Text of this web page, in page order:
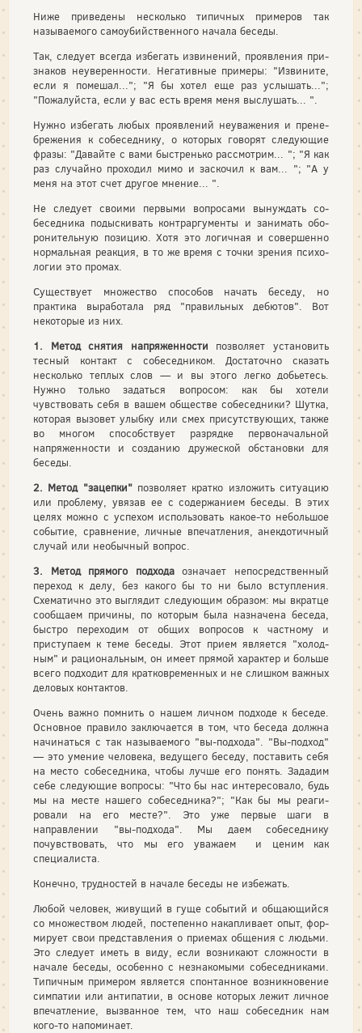
Ниже приведены несколько типичных примеров так
называемого само­убийственного начала беседы.
Так, следует всегда избегать извинений, проявления при­
знаков неуверенности. Негативные примеры: "Извините,
если я помешал..."; "Я бы хотел еще раз услышать...";
"Пожа­луйста, если у вас есть время меня выслушать... ".
Нужно избегать любых проявлений неуважения и прене­
брежения к собеседнику, о которых говорят следующие
фра­зы: "Давайте с вами быстренько рассмотрим... "; "Я как
раз случайно проходил мимо и заскочил к вам... "; "А у
меня на этот счет другое мнение... ".
Не следует своими первыми вопросами вынуждать со­
беседника подыскивать контраргументы и занимать обо­
ронительную позицию. Хотя это логичная и совершенно
нормальная реакция, в то же время с точки зрения психо­
логии это промах.
Существует множество способов начать беседу, но
практика вы­работала ряд "правильных дебютов". Вот
некоторые из них.
1. Метод снятия напряженности позволяет установить
тесный кон­такт с собеседником. Достаточно сказать
несколько теплых слов — и вы этого легко добьетесь.
Нужно только задаться вопросом: как бы хотели
чувствовать себя в вашем обществе собеседники? Шутка,
ко­торая вызовет улыбку или смех присутствующих, также
во многом способствует разрядке первоначальной
напряженности и созданию дружеской обстановки для
беседы.
2. Метод "зацепки"позволяет кратко изложить ситуацию
или про­блему, увязав ее с содержанием беседы. В этих
целях можно с успе­хом использовать какое-то небольшое
событие, сравнение, личные впечатления, анекдотичный
случай или необычный вопрос.
3. Метод прямого подходаозначает непосредственный
переход к делу, без какого бы то ни было вступления.
Схематично это выгля­дит следующим образом: мы вкратце
сообщаем причины, по кото­рым была назначена беседа,
быстро переходим от общих вопросов к частному и
приступаем к теме беседы. Этот прием является "холод­
ным" и рациональным, он имеет прямой характер и больше
всего подходит для кратковременных и не слишком важных
деловых кон­тактов.
Очень важно помнить о нашем личном подходе к беседе.
Основ­ное правило заключается в том, что беседа должна
начинаться с так называемого "вы-подхода". "Вы-подход"
— это умение человека, ведущего беседу, поставить себя
на место собеседника, чтобы лучше его понять. Зададим
себе следующие вопросы: "Что бы нас интере­совало, будь
мы на месте нашего собеседника?"; "Как бы мы реаги­
ровали на его месте?". Это уже первые шаги в
направлении "вы-подхода". Мы даем собеседнику
почувствовать, что мы его уважаем и ценим как
специалиста.
Конечно, трудностей в начале беседы не избежать.
Любой человек, живущий в гуще событий и общающийся
со множеством людей, постепенно накапливает опыт, фор­
мирует свои представления о приемах общения с людьми.
Это следует иметь в виду, если возникают сложности в
начале беседы, особенно с незнакомыми собеседниками.
Типич­ным примером является спонтанное возникновение
сим­патии или антипатии, в основе которых лежит личное
впе­чатление, вызванное тем, что наш собеседник нам
кого-то напоминает.